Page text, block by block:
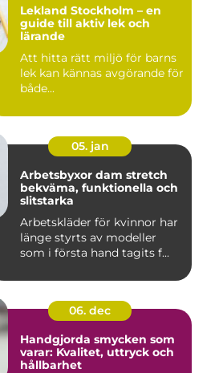
Lekland Stockholm – en
guide till aktiv lek och
lärande
Att hitta rätt miljö för barns
lek kan kännas avgörande för
både...
05. jan
Arbetsbyxor dam stretch
bekväma, funktionella och
slitstarka
Arbetskläder för kvinnor har
länge styrts av modeller
som i första hand tagits f...
06. dec
Handgjorda smycken som
varar: Kvalitet, uttryck och
hållbarhet